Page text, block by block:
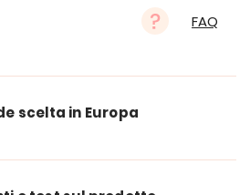
FAQ
scelta in Europa